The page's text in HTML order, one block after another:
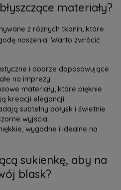
materiały?
z różnych tkanin, które
noszenia. Warto zwrócić
i dobrze dopasowujące
na imprezy.
materiały, które pięknie
kreacji elegancji.
subtelny połysk i świetnie
wyjścia.
wygodne i idealne na
sukienkę, aby na
blask?